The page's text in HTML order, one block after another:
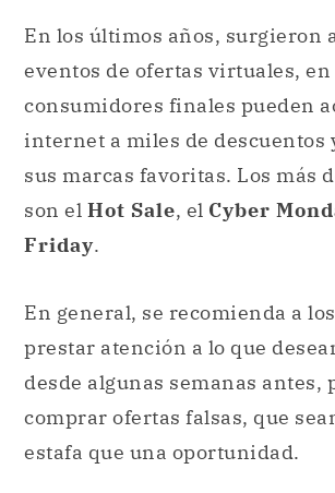
En los últimos años, surgieron
eventos de ofertas virtuales, en
consumidores finales pueden
internet a miles de descuentos
sus marcas favoritas. Los más
son el Hot Sale, el Cyber
Friday.
En general, se recomienda a
prestar atención a lo que
desde algunas semanas antes,
comprar ofertas falsas, que
estafa que una oportunidad.